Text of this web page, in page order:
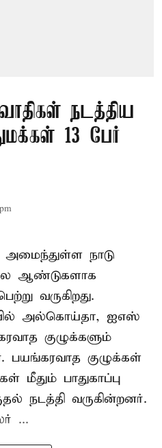
நடத்திய
13 பேர்
அமைந்துள்ள நாடு
ஆண்டுகளாக
வருகிறது.
அல்கொய்தா, ஐஎஸ்
குழுக்களும்
பயங்கரவாத குழுக்கள்
மீதும் பாதுகாப்பு
நடத்தி வருகின்றனர்.
...